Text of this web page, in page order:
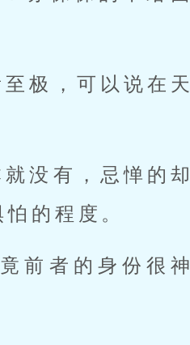
极，可以说在天
没有，忌惮的却
的程度。
前者的身份很神